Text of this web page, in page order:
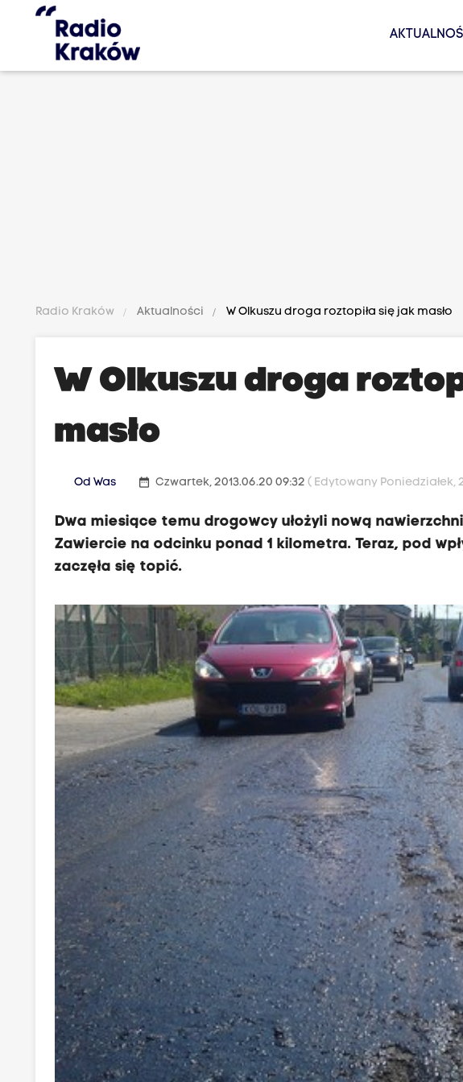
Radio Kraków Aktualności W Olkuszu droga roztopiła się jak masło
W Olkuszu droga
masło
Od Was date_range Czwartek, 2013.06.20 09:32( Edytowany Poniedziałek,
Dwa miesiące temu drogowcy ułożyli nową
Zawiercie na odcinku ponad 1 kilometra. Teraz, pod
zaczęła się topić.